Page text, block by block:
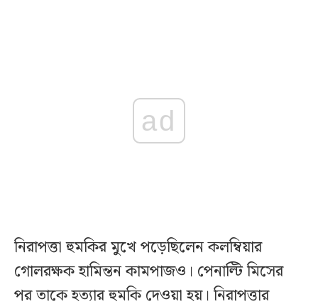
ad
নিরাপত্তা হুমকির মুখে পড়েছিলেন কলম্বিয়ার
গোলরক্ষক হামিন্তন কামপাজও। পেনাল্টি মিসের
পর তাকে হত্যার হুমকি দেওয়া হয়। নিরাপত্তার